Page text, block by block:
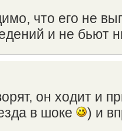
что его не
и не бьют
он ходит и
в шоке
) и